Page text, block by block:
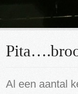
Al een aantal